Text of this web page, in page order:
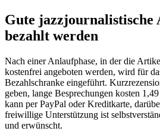
Gute
bezahlt werden
Nach einer Anlaufphase, in der die
kostenfrei angeboten werden, wird für
Bezahlschranke eingeführt.
geben, lange Besprechungen kosten
kann per PayPal oder Kreditkarte,
freiwillige Unterstützung ist
und erwünscht.